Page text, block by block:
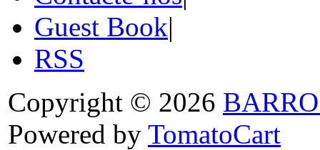
Guest Book|
RSS
Copyright © 2026
Powered by TomatoCart